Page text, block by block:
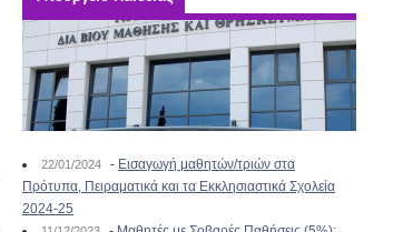
22/01/2024 - Εισαγωγή μαθητών/τριών στα
Πρότυπα, Πειραματικά και τα Εκκλησιαστικά Σχολεία
2024-25